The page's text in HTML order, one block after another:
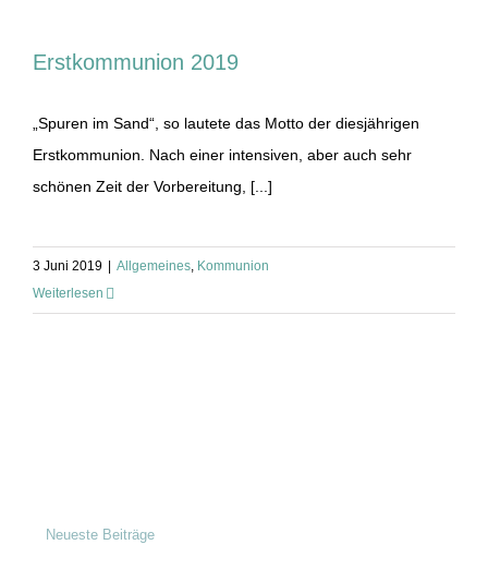
Erstkommunion 2019
„Spuren im Sand“, so lautete das Motto der diesjährigen
Erstkommunion. Nach einer intensiven, aber auch sehr
schönen Zeit der Vorbereitung, [...]
3 Juni 2019 Allgemeines, Kommunion
Weiterlesen
Neueste Beiträge